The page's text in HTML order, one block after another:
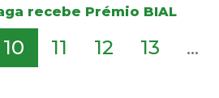
recebe Prémio BIAL
10 11 12 13 ...